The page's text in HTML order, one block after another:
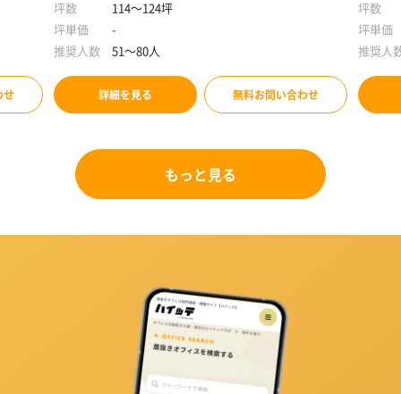
せ
前駅徒歩8分,新日本橋駅徒歩10分
坪数
114～124坪
坪単価
-
推奨人数
51～80人
詳細を見る 無料お問い合わせ
坪数
坪単価
推奨人
もっと見る